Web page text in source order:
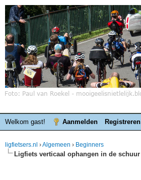
Welkom gast! Aanmelden Registreren
ligfietsers.nl ›Algemeen › Beginners
Ligfiets verticaal ophangen in de schuur